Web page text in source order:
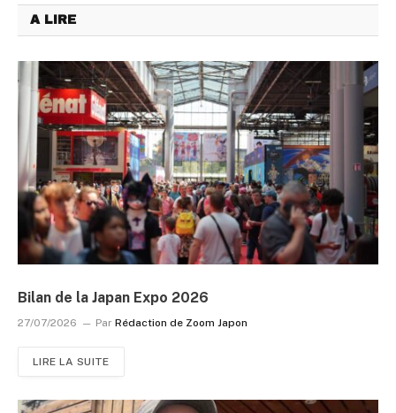
A LIRE
Bilan de la Japan Expo 2026
27/07/2026 Par Rédaction de Zoom Japon
LIRE LA SUITE